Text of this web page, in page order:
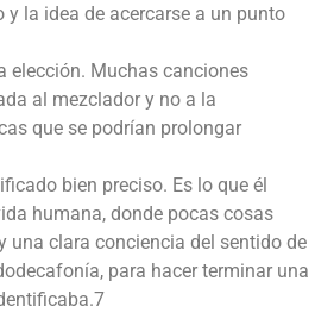
la idea de acercarse a un punto
elección. Muchas canciones
al mezclador y no a la
que se podrían prolongar
bien preciso. Es lo que él
humana, donde pocas cosas
una clara conciencia del sentido de
para hacer terminar una